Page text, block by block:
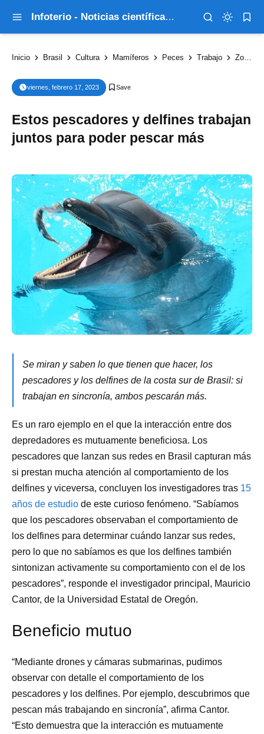
Infoterio - Noticias científicas que explican el mundo
Inicio Brasil Cultura Mamíferos Peces Trabajo Zoología
viernes, febrero 17, 2023
Estos pescadores y delfines trabajan
juntos para poder pescar más
Se miran y saben lo que tienen que hacer, los
pescadores y los delfines de la costa sur de Brasil: si
trabajan en sincronía, ambos pescarán más.
Es un raro ejemplo en el que la interacción entre dos
depredadores es mutuamente beneficiosa. Los
pescadores que lanzan sus redes en Brasil capturan más
si prestan mucha atención al comportamiento de los
delfines y viceversa, concluyen los investigadores tras 15
años de estudio de este curioso fenómeno. “Sabíamos
que los pescadores observaban el comportamiento de
los delfines para determinar cuándo lanzar sus redes,
pero lo que no sabíamos es que los delfines también
sintonizan activamente su comportamiento con el de los
pescadores”, responde el investigador principal, Mauricio
Cantor, de la Universidad Estatal de Oregón.
Beneficio mutuo
“Mediante drones y cámaras submarinas, pudimos
observar con detalle el comportamiento de los
pescadores y los delfines. Por ejemplo, descubrimos que
pescan más trabajando en sincronía”, afirma Cantor.
“Esto demuestra que la interacción es mutuamente